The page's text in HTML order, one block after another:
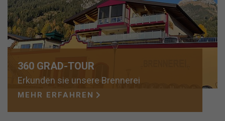
360 GRAD-TOUR
Erkunden sie unsere Brennerei
MEHR ERFAHREN